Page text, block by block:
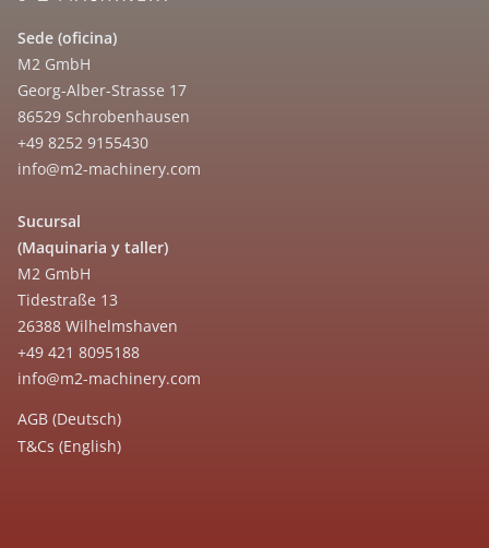
Sede (oficina)
M2 GmbH
Georg-Alber-Strasse 17
86529 Schrobenhausen
+49 8252 9155430
info@m2-machinery.com
Sucursal
(Maquinaria y taller)
M2 GmbH
Tidestraße 13
26388 Wilhelmshaven
+49 421 8095188
info@m2-machinery.com
AGB (Deutsch)
T&Cs (English)